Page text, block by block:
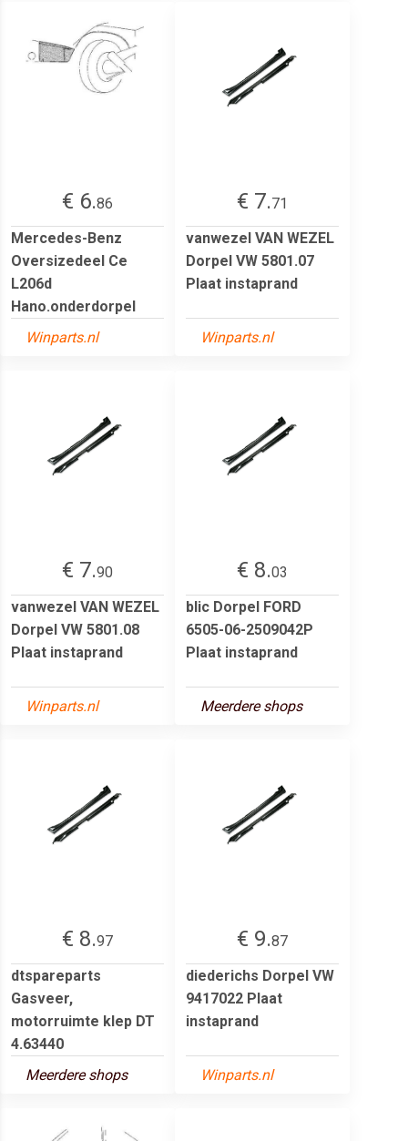
€ 6.86
Mercedes-Benz
Oversizedeel Ce
L206d
Hano.onderdorpel
Winparts.nl
€ 7.71
vanwezel VAN WEZEL
Dorpel VW 5801.07
Plaat instaprand
Winparts.nl
€ 7.90
vanwezel VAN WEZEL
Dorpel VW 5801.08
Plaat instaprand
Winparts.nl
€ 8.03
blic Dorpel FORD
6505-06-2509042P
Plaat instaprand
Meerdere shops
€ 8.97
dtspareparts
Gasveer,
motorruimte klep DT
4.63440
Meerdere shops
€ 9.87
diederichs Dorpel VW
9417022 Plaat
instaprand
Winparts.nl